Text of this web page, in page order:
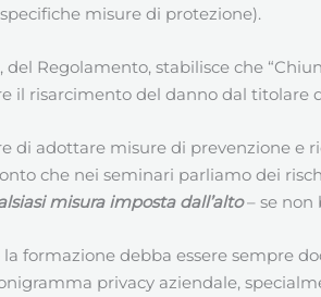
misure di protezione).
del Regolamento, stabilisce che
il risarcimento del danno dal titolare
di adottare misure di prevenzione e
che nei seminari parliamo dei
misura imposta dall’alto– se non
formazione debba essere sempre
privacy aziendale,